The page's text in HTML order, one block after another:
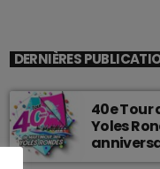
DERNIÈRES
40e Tour
Yoles
passion